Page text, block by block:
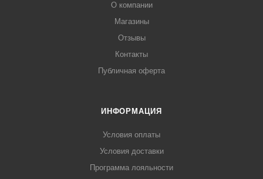
О компании
Магазины
Отзывы
Контакты
Публичная оферта
ИНФОРМАЦИЯ
Условия оплаты
Условия доставки
Программа лояльности